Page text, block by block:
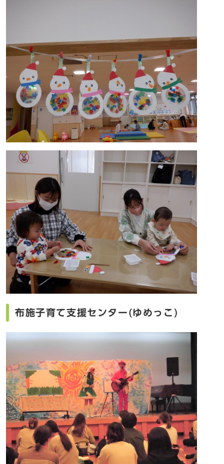
布施子育て支援センター(ゆめっこ)